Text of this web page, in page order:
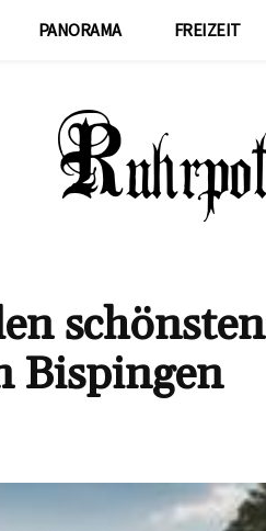
PANORAMA FREIZEIT
schönsten
Bispingen